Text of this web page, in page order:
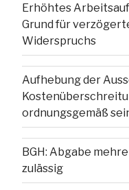
Erhöhtes
Grund für
Widerspruchs
Aufhebung der
ordnungsgemäß
BGH: Abgabe
zulässig